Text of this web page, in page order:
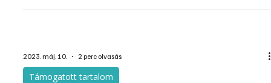
2023. máj. 10. 2 perc olvasás
Támogatott tartalom